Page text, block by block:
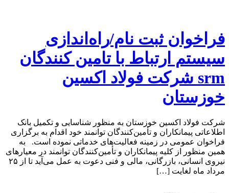
فراخوان ثبت نام/راه‌اندازی
سیستم ارتباط با تامین کنندگان
srm شرکت فولاد اکسین
خوزستان
شرکت فولاد اکسین خوزستان به منظور شناسایی و تکمیل بانک
اطلاعاتی پیمانکاران و تأمین‌کنندگان توانمند خود اقدام به برگزاری
فراخوان عمومی در زمینه فعالیت‌های خدماتی نموده است. به
همین منظور از کلیه پیمانکاران و تأمین‌کنندگان توانمند در معیارهای
نیروی انسانی، بازرگانی، مالی و فنی دعوت به عمل می‌آید تا از ۲۵
مرداد ماه لغایت […]